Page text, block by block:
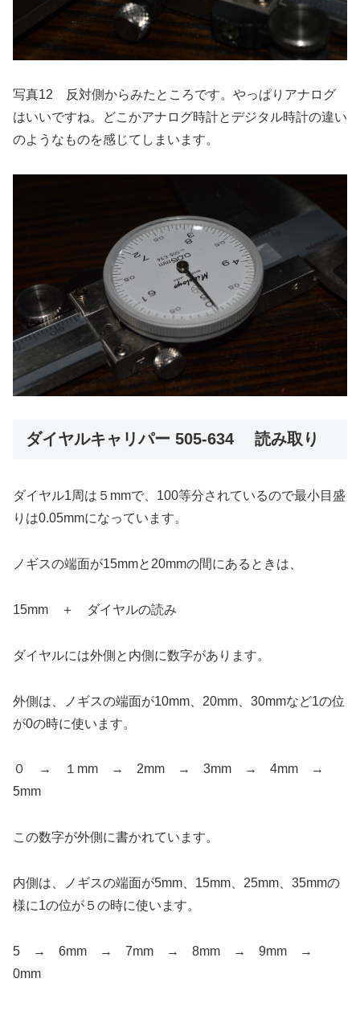
写真12 反対側からみたところです。やっぱりアナログ
はいいですね。どこかアナログ時計とデジタル時計の違い
のようなものを感じてしまいます。
ダイヤルキャリパー 505-634 読み取り
ダイヤル1周は５mmで、100等分されているので最小目盛
りは0.05mmになっています。
ノギスの端面が15mmと20mmの間にあるときは、
15mm ＋ ダイヤルの読み
ダイヤルには外側と内側に数字があります。
外側は、ノギスの端面が10mm、20mm、30mmなど1の位
が0の時に使います。
０ → １mm → 2mm → 3mm → 4mm →
5mm
この数字が外側に書かれています。
内側は、ノギスの端面が5mm、15mm、25mm、35mmの
様に1の位が５の時に使います。
5 → 6mm → 7mm → 8mm → 9mm →
0mm